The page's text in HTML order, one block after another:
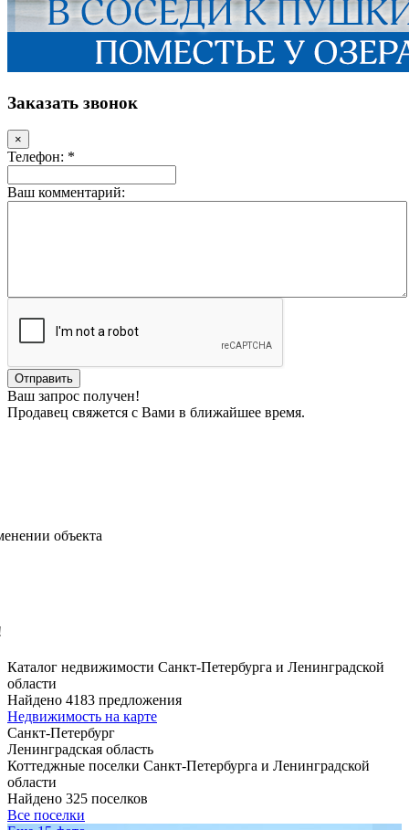
Заказать звонок
×
Телефон: *
Ваш комментарий:
Ваш запрос получен!
Продавец свяжется с Вами в ближайшее время.
объекта
Каталог недвижимости Санкт-Петербурга и Ленинградской
области
Найдено 4183 предложения
Недвижимость на карте
Санкт-Петербург
Ленинградская область
Коттеджные поселки Санкт-Петербурга и Ленинградской
области
Найдено 325 поселков
Все поселки